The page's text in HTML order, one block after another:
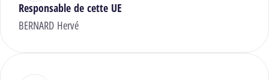
Responsable de cette UE
BERNARD Hervé